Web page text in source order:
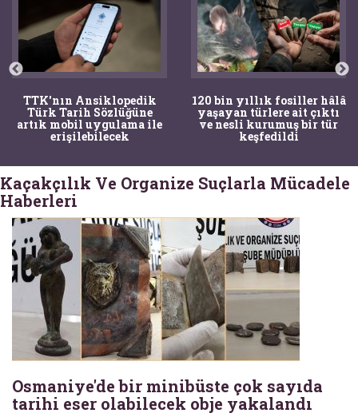
TTK'nın Ansiklopedik
Türk Tarih Sözlüğüne
artık mobil uygulama ile
erişilebilecek
120 bin yıllık fosiller hâlâ
yaşayan türlere ait çıktı
ve nesli kurumuş bir tür
keşfedildi
Kaçakçılık Ve Organize Suçlarla Mücadele
Haberleri
Osmaniye'de bir minibüste çok sayıda
tarihi eser olabilecek obje yakalandı